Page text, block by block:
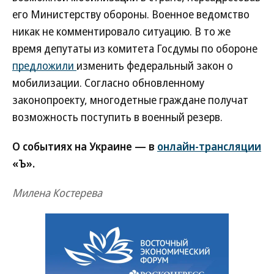
его Министерству обороны. Военное ведомство
никак не комментировало ситуацию. В то же
время депутаты из комитета Госдумы по обороне
предложили изменить федеральный закон о
мобилизации. Согласно обновленному
законопроекту, многодетные граждане получат
возможность поступить в военный резерв.
О событиях на Украине — в онлайн-трансляции
«Ъ».
Милена Костерева